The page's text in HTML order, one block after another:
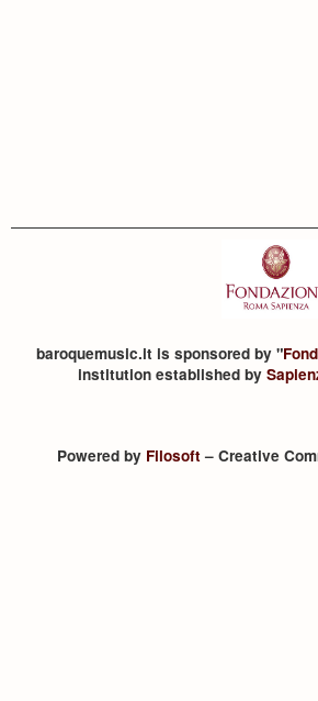
baroquemusic.it is sponsored by "
institution established by
Powered by Filosoft– Creative